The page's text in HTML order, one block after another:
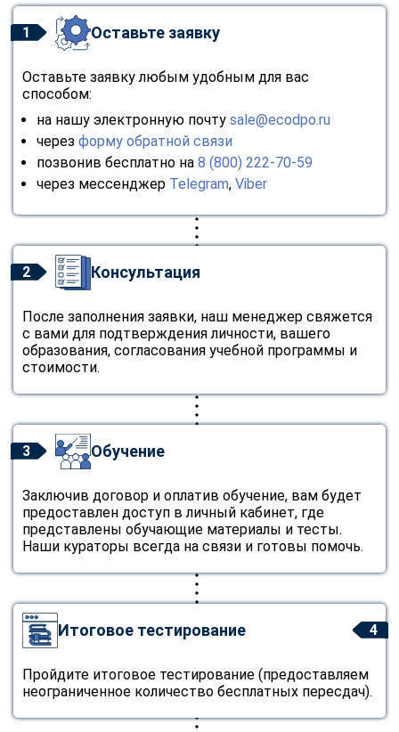
1 Оставьте заявку
Оставьте заявку любым удобным для вас
способом:
на нашу электронную почту sale@ecodpo.ru
через форму обратной связи
позвонив бесплатно на 8 (800) 222-70-59
через мессенджер Telegram, Viber
2 Консультация
После заполнения заявки, наш менеджер свяжется
с вами для подтверждения личности, вашего
образования, согласования учебной программы и
стоимости.
3 Обучение
Заключив договор и оплатив обучение, вам будет
предоставлен доступ в личный кабинет, где
представлены обучающие материалы и тесты.
Наши кураторы всегда на связи и готовы помочь.
4
Итоговое тестирование
Пройдите итоговое тестирование (предоставляем
неограниченное количество бесплатных пересдач).